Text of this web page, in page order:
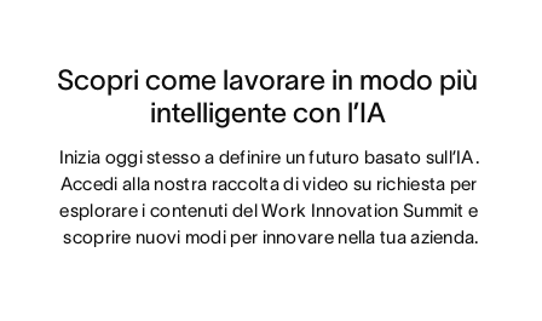
Scopri come lavorare in modo più
intelligente con l’IA
Inizia oggi stesso a definire un futuro basato sull’IA.
Accedi alla nostra raccolta di video su richiesta per
esplorare i contenuti del Work Innovation Summit e
scoprire nuovi modi per innovare nella tua azienda.